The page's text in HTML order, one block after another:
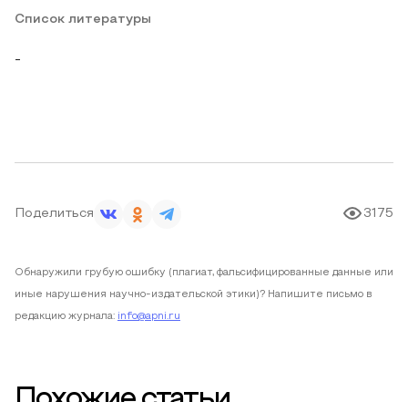
Список литературы
-
Поделиться 3175
Обнаружили грубую ошибку (плагиат, фальсифицированные данные или
иные нарушения научно-издательской этики)? Напишите письмо в
редакцию журнала: info@apni.ru